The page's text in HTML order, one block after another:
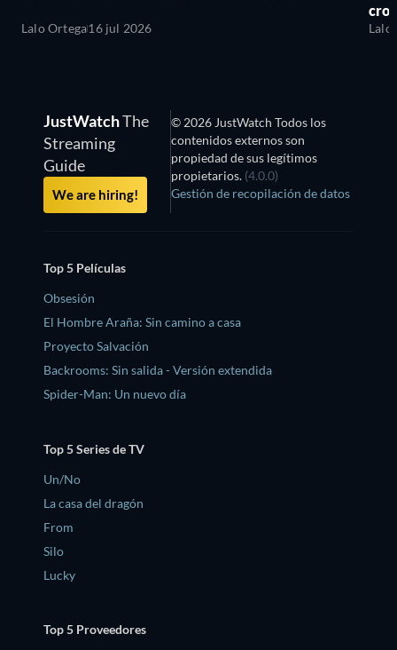
Lalo Ortega16 jul 2026 Lalo
JustWatchThe
Streaming
Guide
We are hiring!
© 2026 JustWatch Todos los
contenidos externos son
propiedad de sus legítimos
propietarios. (4.0.0)
Gestión de recopilación de datos
Top 5 Películas
Obsesión
El Hombre Araña: Sin camino a casa
Proyecto Salvación
Backrooms: Sin salida - Versión extendida
Spider-Man: Un nuevo día
Top 5 Series de TV
Un/No
La casa del dragón
From
Silo
Lucky
Top 5 Proveedores